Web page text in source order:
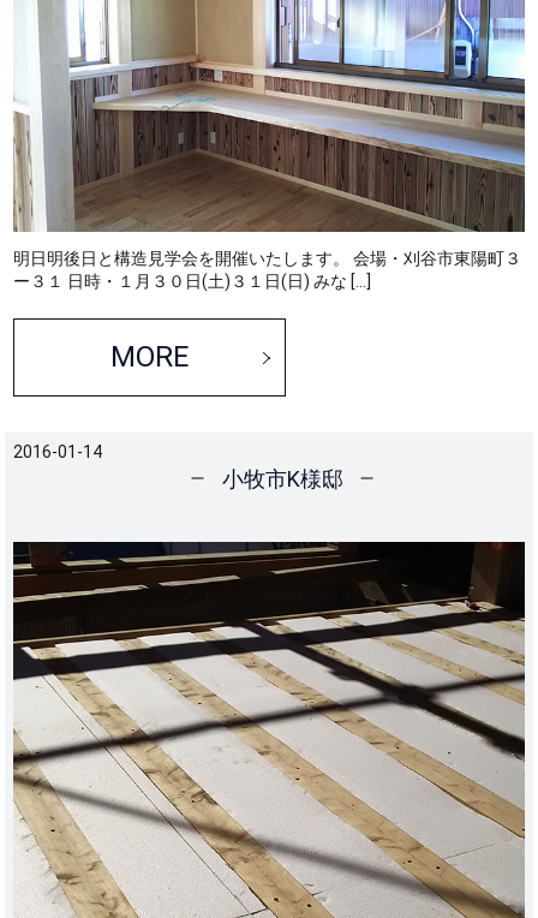
明日明後日と構造見学会を開催いたします。 会場・刈谷市東陽町３
ー３１ 日時・１月３０日(土)３１日(日) みな […]
MORE
2016-01-14
小牧市K様邸